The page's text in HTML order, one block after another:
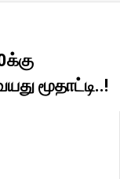
மூதாட்டி..!